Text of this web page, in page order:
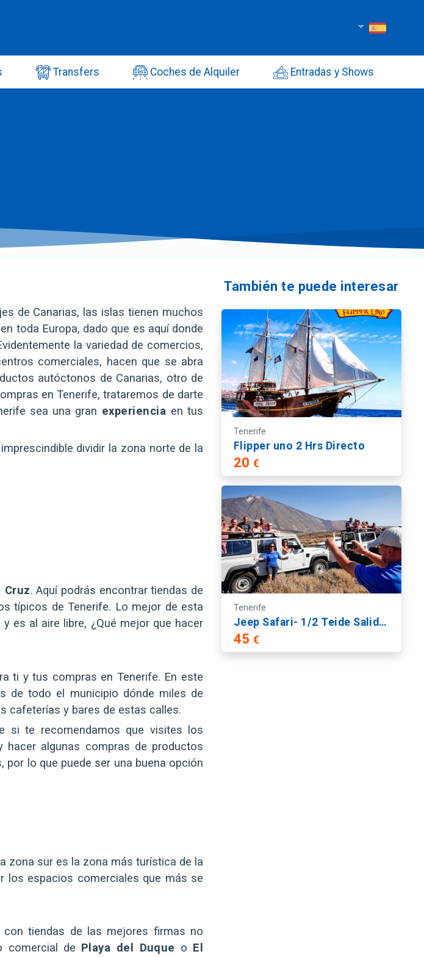
Transfers Coches de Alquiler Entradas y Shows
de Canarias, las islas tienen muchos
toda Europa, dado que es aquí donde
la variedad de comercios,
comerciales, hacen que se abra
autóctonos de Canarias, otro de
en Tenerife, trataremos de darte
sea una gran experiencia en tus
dividir la zona norte de la
Cruz. Aquí podrás encontrar tiendas de
típicos de Tenerife. Lo mejor de esta
es al aire libre, ¿Qué mejor que hacer
ti y tus compras en Tenerife. En este
de todo el municipio dónde miles de
cafeterías y bares de estas calles.
si te recomendamos que visites los
algunas compras de productos
por lo que puede ser una buena opción
zona sur es la zona más turística de la
los espacios comerciales que más se
tiendas de las mejores firmas no
comercial de Playa del Duque o El
También te puede interesar
Tenerife
Flipper uno 2 Hrs Directo
20€
Tenerife
Jeep Safari- 1/2 Teide Salida desde zona Sur
45€